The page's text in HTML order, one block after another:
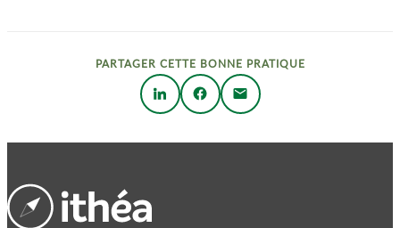
PARTAGER CETTE BONNE PRATIQUE